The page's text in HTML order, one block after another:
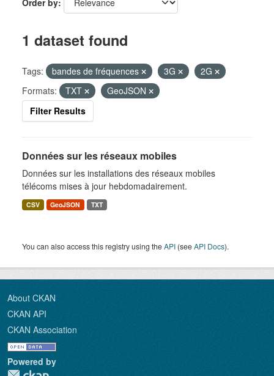
Order by
1 dataset found
Tags: bandes de fréquences 3G
2G
Formats:
TXT
GeoJSON
Filter Results
Données sur les réseaux mobiles
Données sur les installations des réseaux mobiles
télécoms mises à jour hebdomadairement.
CSV GeoJSON TXT
You can also access this registry using theAPI (seeAPI Docs).
About CKAN
CKAN API
CKAN Association
Powered by